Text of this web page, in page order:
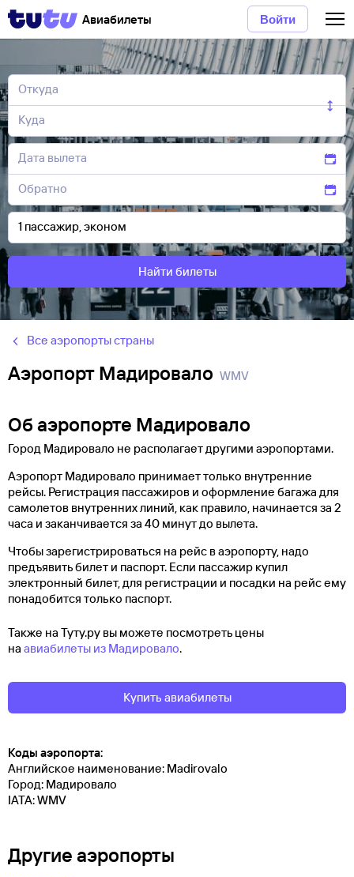
Авиабилеты Войти
Найти билеты
Все аэропорты страны
Аэропорт Мадировало WMV
Об аэропорте Мадировало
Город Мадировало не располагает другими аэропортами.
Аэропорт Мадировало принимает только внутренние
рейсы. Регистрация пассажиров и оформление багажа для
самолетов внутренних линий, как правило, начинается за 2
часа и заканчивается за 40 минут до вылета.
Чтобы зарегистрироваться на рейс в аэропорту, надо
предъявить билет и паспорт. Если пассажир купил
электронный билет, для регистрации и посадки на рейс ему
понадобится только паспорт.
Также на Туту.ру вы можете посмотреть цены
на авиабилеты из Мадировало.
Купить авиабилеты
Коды аэропорта:
Английское наименование: Madirovalo
Город: Мадировало
IATA: WMV
Другие аэропорты